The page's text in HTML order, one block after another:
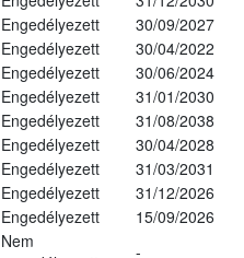
Engedélyezett
30/09/2027
Engedélyezett
30/04/2022
Engedélyezett
30/06/2024
Engedélyezett
31/01/2030
Engedélyezett
31/08/2038
Engedélyezett
30/04/2028
Engedélyezett
31/03/2031
Engedélyezett
31/12/2026
Engedélyezett
15/09/2026
Nem
-